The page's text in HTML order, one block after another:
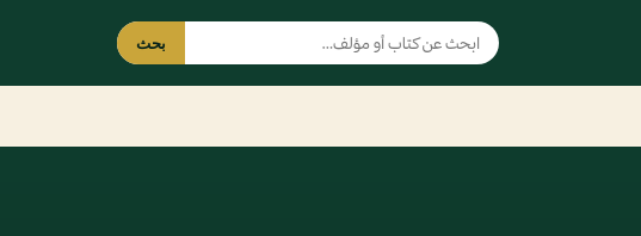
بحث